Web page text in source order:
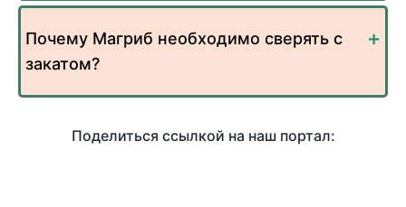
Почему Магриб необходимо сверять с
закатом?
Поделиться ссылкой на наш портал: